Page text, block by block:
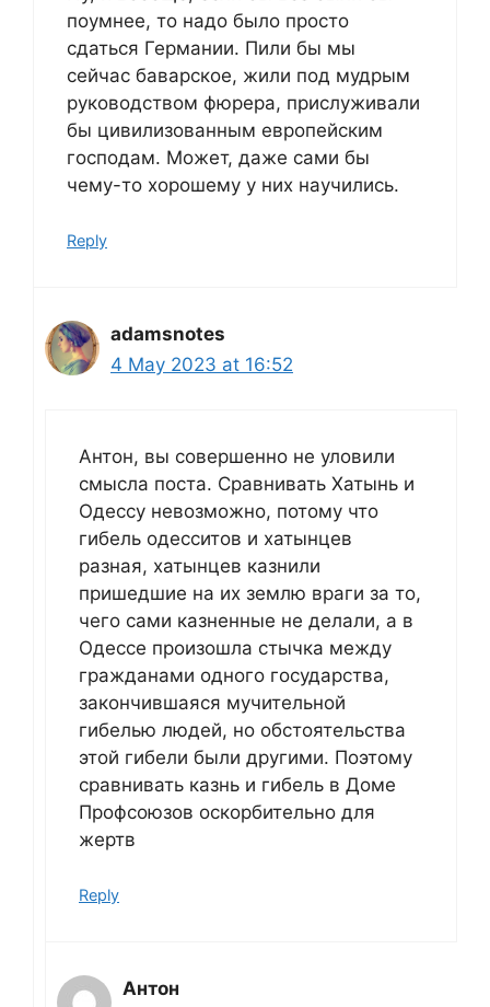
поумнее, то надо было просто
сдаться Германии. Пили бы мы
сейчас баварское, жили под мудрым
руководством фюрера, прислуживали
бы цивилизованным европейским
господам. Может, даже сами бы
чему-то хорошему у них научились.
Reply
adamsnotes
4 May 2023 at 16:52
Антон, вы совершенно не уловили
смысла поста. Сравнивать Хатынь и
Одессу невозможно, потому что
гибель одесситов и хатынцев
разная, хатынцев казнили
пришедшие на их землю враги за то,
чего сами казненные не делали, а в
Одессе произошла стычка между
гражданами одного государства,
закончившаяся мучительной
гибелью людей, но обстоятельства
этой гибели были другими. Поэтому
сравнивать казнь и гибель в Доме
Профсоюзов оскорбительно для
жертв
Reply
Антон